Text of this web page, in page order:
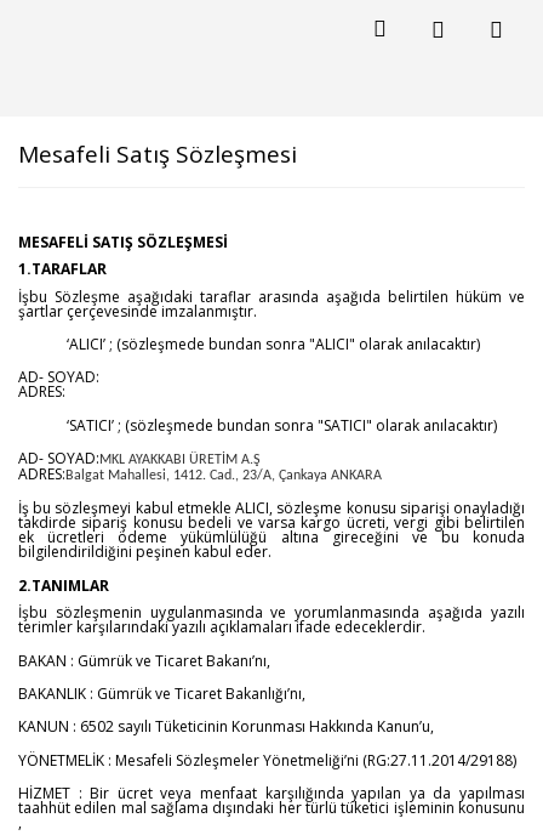
Mesafeli Satış Sözleşmesi
MESAFELİ SATIŞ SÖZLEŞMESİ
1.TARAFLAR
İşbu Sözleşme aşağıdaki taraflar arasında aşağıda belirtilen hüküm ve
şartlar çerçevesinde imzalanmıştır.
‘ALICI’ ; (sözleşmede bundan sonra "ALICI" olarak anılacaktır)
AD- SOYAD:
ADRES:
‘SATICI’ ; (sözleşmede bundan sonra "SATICI" olarak anılacaktır)
AD- SOYAD: MKL AYAKKABI ÜRETİM A.Ş
ADRES: Balgat Mahallesi, 1412. Cad., 23/A, Çankaya ANKARA
İş bu sözleşmeyi kabul etmekle ALICI, sözleşme konusu siparişi onayladığı
takdirde sipariş konusu bedeli ve varsa kargo ücreti, vergi gibi belirtilen
ek ücretleri ödeme yükümlülüğü altına gireceğini ve bu konuda
bilgilendirildiğini peşinen kabul eder.
2.TANIMLAR
İşbu sözleşmenin uygulanmasında ve yorumlanmasında aşağıda yazılı
terimler karşılarındaki yazılı açıklamaları ifade edeceklerdir.
BAKAN : Gümrük ve Ticaret Bakanı’nı,
BAKANLIK : Gümrük ve Ticaret Bakanlığı’nı,
KANUN : 6502 sayılı Tüketicinin Korunması Hakkında Kanun’u,
YÖNETMELİK : Mesafeli Sözleşmeler Yönetmeliği’ni (RG:27.11.2014/29188)
HİZMET : Bir ücret veya menfaat karşılığında yapılan ya da yapılması
taahhüt edilen mal sağlama dışındaki her türlü tüketici işleminin konusunu
,